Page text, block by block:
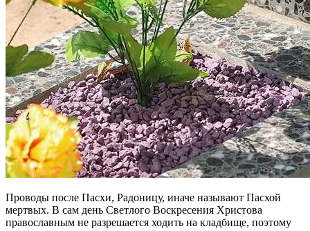
Проводы после Пасхи, Радоницу, иначе называют Пасхой
мертвых. В сам день Светлого Воскресения Христова
православным не разрешается ходить на кладбище, поэтому